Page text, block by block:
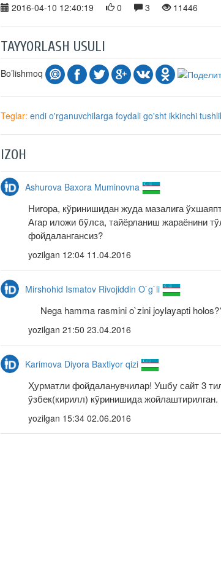
2016-04-10 12:40:19 0 3 11446
TAYYORLASH USULI
Bo’lishmoq
Teglar: endi o'rganuvchilarga foydali go'sht ikkinchi
IZOH
Ashurova Baxora Muminovna
Нигора, кўринишидан жуда мазалига
Агар иложи бўлса, тайёрланиш жараёнини
фойдалангансиз?
yozilgan 12:04 11.04.2016
Mirshohid Ismatov Rivojiddin O`g`li
Nega hamma rasmini o`zini joylayapti
yozilgan 21:50 23.04.2016
Karimova Diyora Baxtiyor qizi
Ҳурматли фойдаланувчилар! Ушбу сайт 3
ўзбек(кирилл) кўринишида жойлаштирилган.
yozilgan 15:34 02.06.2016